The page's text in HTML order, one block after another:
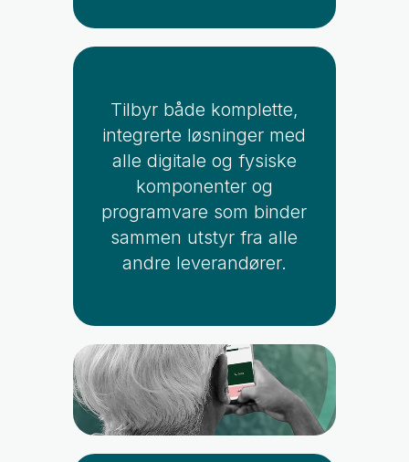
Tilbyr både komplette,
integrerte løsninger med
alle digitale og fysiske
komponenter og
programvare som binder
sammen utstyr fra alle
andre leverandører.